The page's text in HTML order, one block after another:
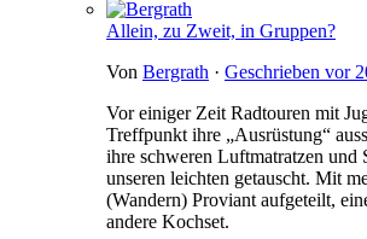
Allein, zu Zweit, in Gruppen?
Von Bergrath · Geschrieben vor
Vor einiger Zeit Radtouren mit
Treffpunkt ihre „Ausrüstung“
ihre schweren Luftmatratzen und
unseren leichten getauscht. Mit
(Wandern) Proviant aufgeteilt,
andere Kochset.